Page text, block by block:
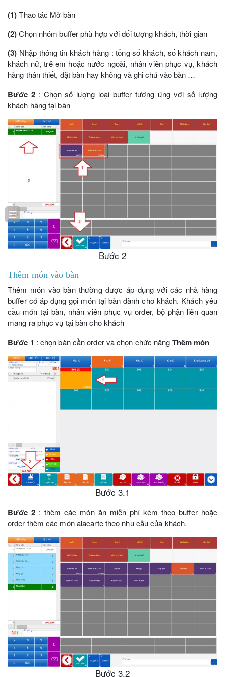
☰
(1)Thao tác Mở bàn
(2)Chọn nhóm buffer phù hợp với đối tượng khách, thời gian
(3) Nhập thông tin khách hàng : tổng số khách, số khách nam,
khách nữ, trẻ em hoặc nước ngoài, nhân viên phục vụ, khách
hàng thân thiết, đặt bàn hay không và ghi chú vào bàn …
Bước 2 : Chọn số lượng loại buffer tương ứng với số lượng
khách hàng tại bàn
Bước 2
Thêm món vào bàn
Thêm món vào bàn thường được áp dụng với các nhà hàng
buffer có áp dụng gọi món tại bàn dành cho khách. Khách yêu
cầu món tại bàn, nhân viên phục vụ order, bộ phận liên quan
mang ra phục vụ tại bàn cho khách
Bước 1 : chọn bàn cần order và chọn chức năng Thêm món
Bước 3.1
Bước 2 : thêm các món ăn miễn phí kèm theo buffer hoặc
order thêm các món alacarte theo nhu cầu của khách.
Bước 3.2